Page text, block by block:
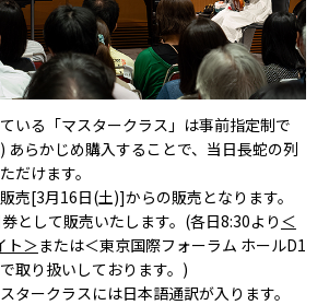
いる「マスタークラス」は事前指定制で
あらかじめ購入することで、当日長蛇の列
だけます。
売[3月16日(土)]からの販売となります。
として販売いたします。(各日8:30より ＜
ト＞または＜東京国際フォーラム ホールD1
取り扱いしております。)
タークラスには日本語通訳が入ります。